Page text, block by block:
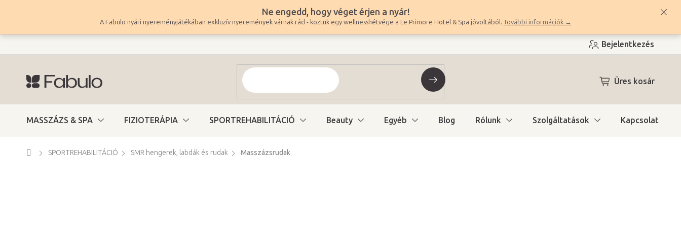
tartalomhoz
Ne engedd, hogy véget érjen a nyár!
A Fabulo nyári nyereményjátékában exkluzív nyeremények várnak rád - köztük egy wellnesshétvége a Le Primore Hotel & Spa jóvoltából. További információk →
Bejelentkezés
KOSÁR
Üres kosár
MASSZÁZS & SPA FIZIOTERÁPIA SPORTREHABILITÁCIÓ Beauty Egyéb Blog Rólunk Szolgáltatások Kapcsolat
Kezdőlap
SPORTREHABILITÁCIÓ SMR hengerek, labdák és rudak Masszázsrudak